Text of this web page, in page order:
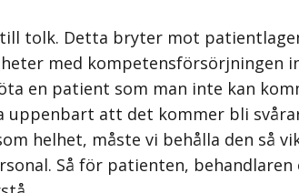
tolk. Detta bryter mot
med kompetensförsörjningen
en patient som man inte kan
uppenbart att det kommer bli
helhet, måste vi behålla den så
Så för patienten, behandlaren